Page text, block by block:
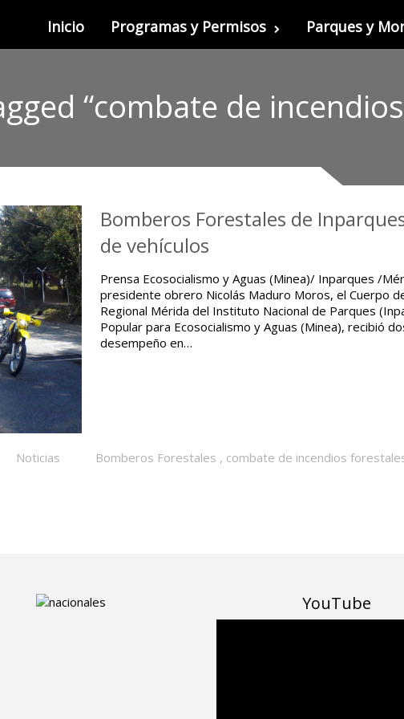
Inicio Programas y Permisos Parques y
“combate de
Bomberos Forestales de
de vehículos
Prensa Ecosocialismo y Aguas (Minea)/ Inparques /
presidente obrero Nicolás Maduro Moros, el Cuerpo
Regional Mérida del Instituto Nacional de Parques
Popular para Ecosocialismo y Aguas (Minea), recibió
desempeño en…
Noticias Bomberos Forestales , combate de incendios
YouTube